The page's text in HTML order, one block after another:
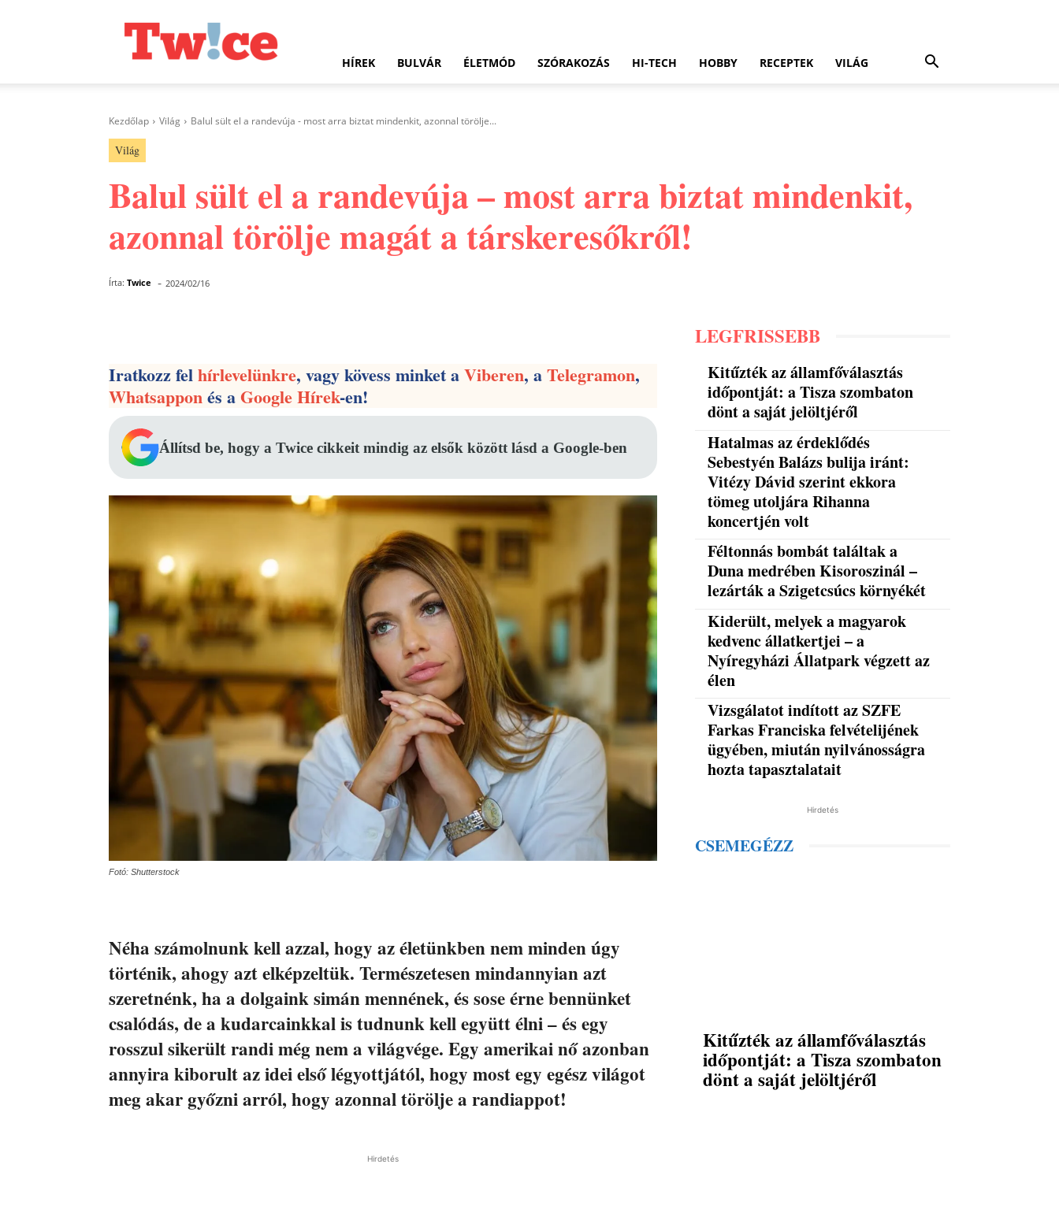
HÍREK BULVÁR ÉLETMÓD SZÓRAKOZÁS HI-TECH HOBBY RECEPTEK VILÁG
Kezdőlap Világ Balul sült el a randevúja - most arra biztat mindenkit, azonnal törölje...
Világ
Balul sült el a randevúja – most arra biztat mindenkit,
azonnal törölje magát a társkeresőkről!
Írta: Twice - 2024/02/16
Iratkozz felhírlevelünkre, vagy kövess minket aViberen, aTelegramon,
Whatsapponés aGoogle Hírek-en!
Állítsd be, hogy a Twice cikkeit mindig az elsők között lásd a Google-ben
Fotó: Shutterstock
Néha számolnunk kell azzal, hogy az életünkben nem minden úgy
történik, ahogy azt elképzeltük. Természetesen mindannyian azt
szeretnénk, ha a dolgaink simán mennének, és sose érne bennünket
csalódás, de a kudarcainkkal is tudnunk kell együtt élni – és egy
rosszul sikerült randi még nem a világvége. Egy amerikai nő azonban
annyira kiborult az idei első légyottjától, hogy most egy egész világot
meg akar győzni arról, hogy azonnal törölje a randiappot!
Hirdetés
LEGFRISSEBB
Kitűzték az államfőválasztás
időpontját: a Tisza szombaton
dönt a saját jelöltjéről
Hatalmas az érdeklődés
Sebestyén Balázs bulija iránt:
Vitézy Dávid szerint ekkora
tömeg utoljára Rihanna
koncertjén volt
Féltonnás bombát találtak a
Duna medrében Kisoroszinál –
lezárták a Szigetcsúcs környékét
Kiderült, melyek a magyarok
kedvenc állatkertjei – a
Nyíregyházi Állatpark végzett az
élen
Vizsgálatot indított az SZFE
Farkas Franciska felvételijének
ügyében, miután nyilvánosságra
hozta tapasztalatait
Hirdetés
CSEMEGÉZZ
Kitűzték az államfőválasztás
időpontját: a Tisza szombaton
dönt a saját jelöltjéről